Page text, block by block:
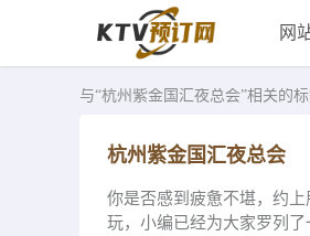
网
与“杭州紫金国汇夜总会”相关的
杭州紫金国汇夜总会
你是否感到疲惫不堪，约
玩，小编已经为大家罗列